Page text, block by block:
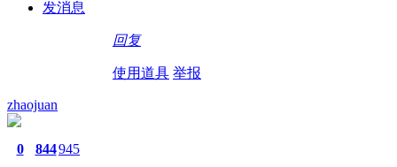
发消息
回复
使用道具 举报
zhaojuan
0 844945